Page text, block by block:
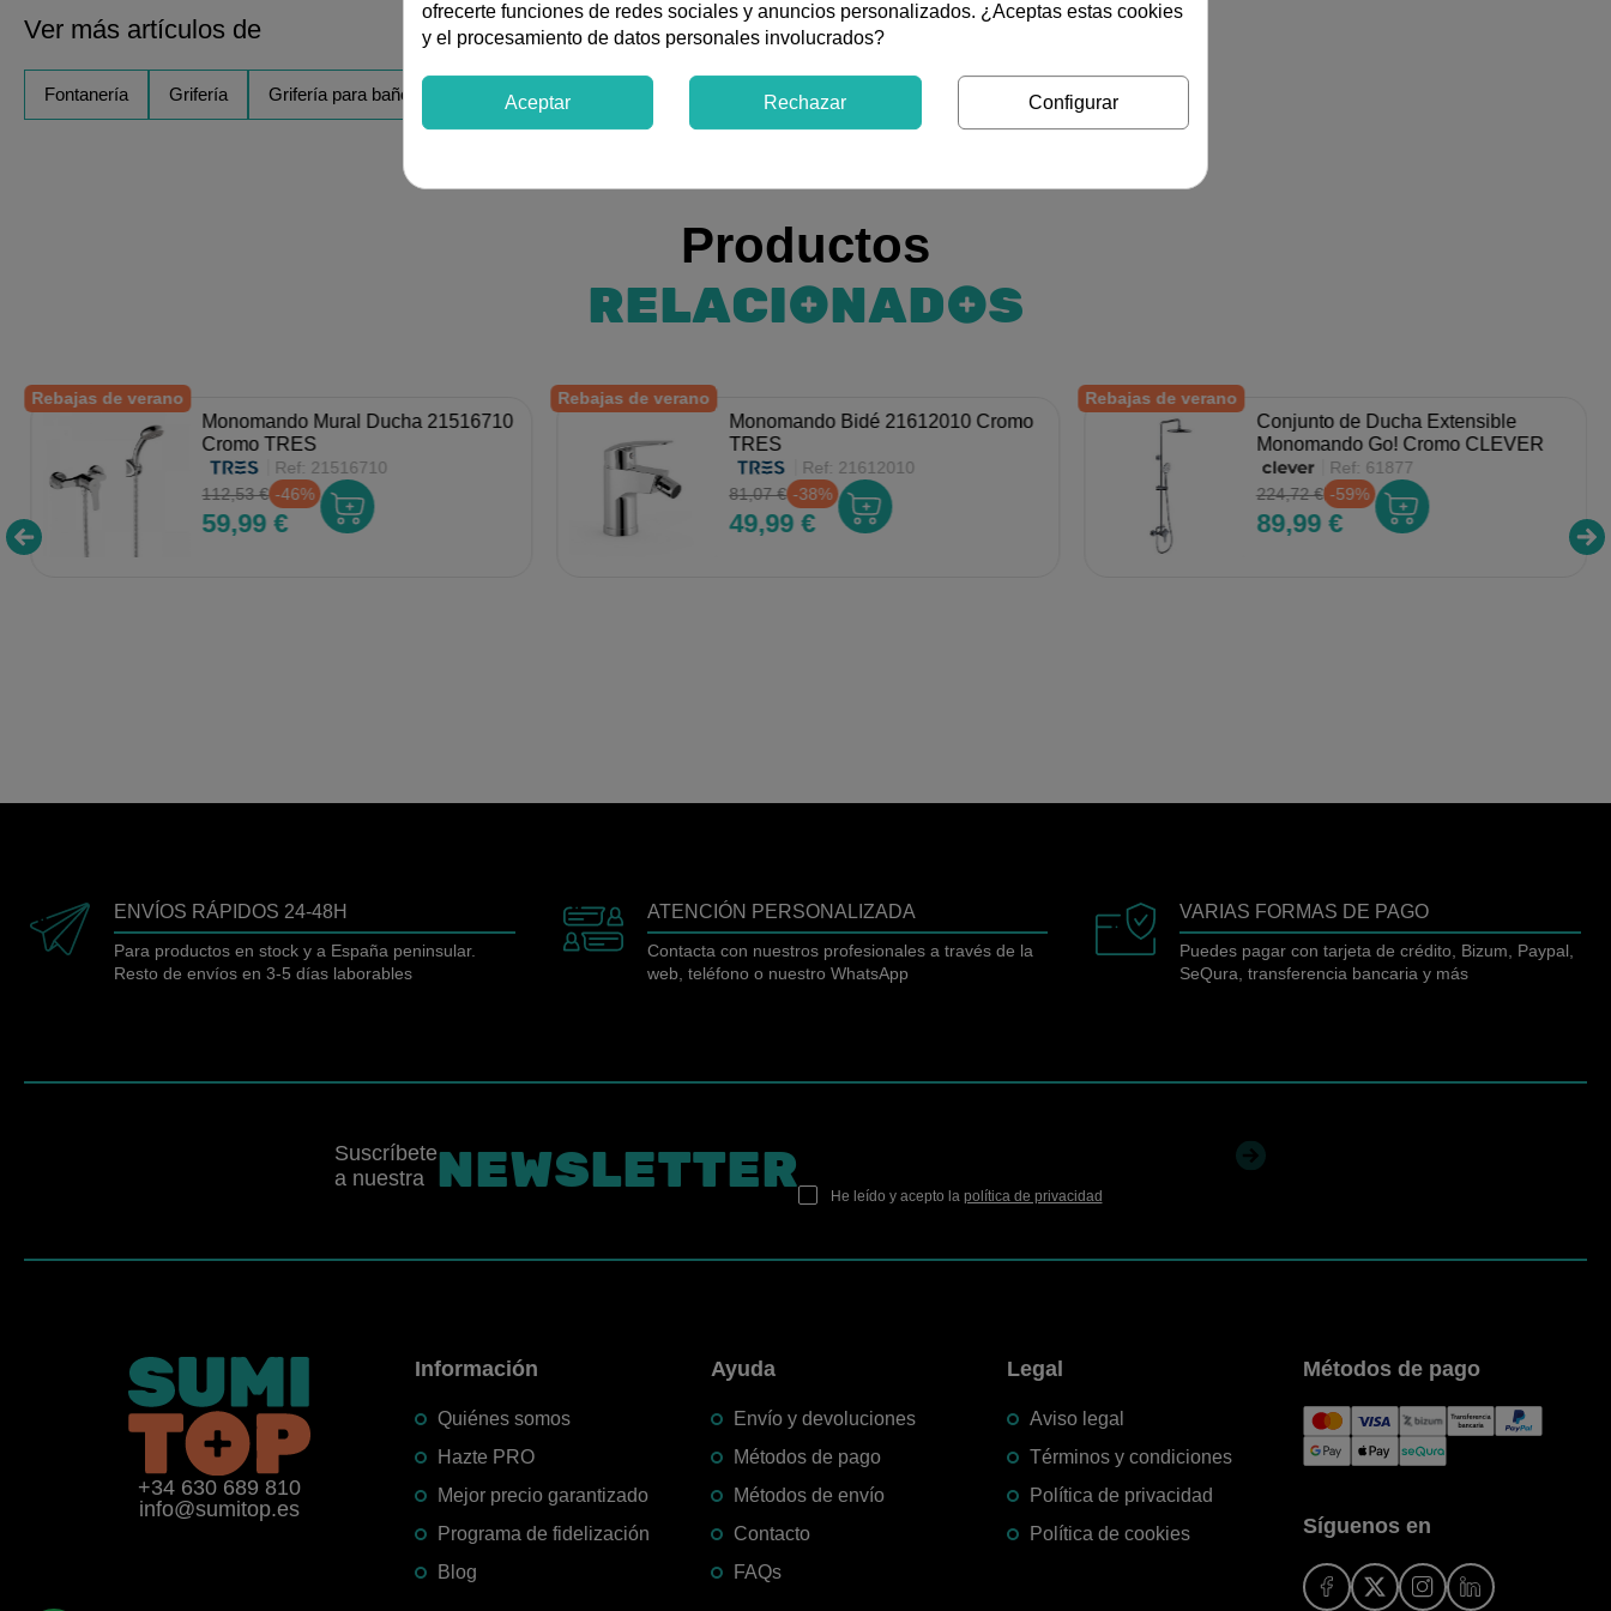
Ver más artículos de
Fontanería Grifería Grifería para baño
Productos
RELACIONADOS
Rebajas de verano
Monomando Mural Ducha 21516710
Cromo TRES
Ref: 21516710
112,53 € -46%
59,99 €
Rebajas de verano
Monomando Bidé 21612010 Cromo
TRES
Ref: 21612010
81,07 € -38%
49,99 €
Rebajas de verano
Conjunto de Ducha Extensible
Monomando Go! Cromo CLEVER
Ref: 61877
224,72 € -59%
89,99 €
ENVÍOS RÁPIDOS 24-48H
Para productos en stock y a España peninsular.
Resto de envíos en 3-5 días laborables
ATENCIÓN PERSONALIZADA
Contacta con nuestros profesionales a través de la
web, teléfono o nuestro WhatsApp
VARIAS FORMAS DE PAGO
Puedes pagar con tarjeta de crédito, Bizum, Paypal,
SeQura, transferencia bancaria y más
Suscríbete
a nuestra NEWSLETTER He leído y acepto la política de privacidad
+34 630 689 810
info@sumitop.es
Información
Quiénes somos
Hazte PRO
Mejor precio garantizado
Programa de fidelización
Blog
Ayuda
Envío y devoluciones
Métodos de pago
Métodos de envío
Contacto
FAQs
Legal
Aviso legal
Términos y condiciones
Política de privacidad
Política de cookies
Métodos de pago
Síguenos en
ofrecerte funciones de redes sociales y anuncios personalizados. ¿Aceptas estas cookies
y el procesamiento de datos personales involucrados?
Aceptar Rechazar Configurar